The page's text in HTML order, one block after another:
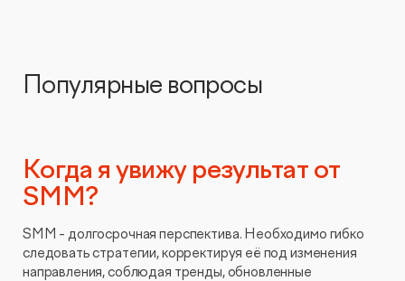
Популярные вопросы
Когда я увижу результат от
SMM?
SMM - долгосрочная перспектива. Необходимо гибко
следовать стратегии, корректируя её под изменения
направления, соблюдая тренды, обновленные